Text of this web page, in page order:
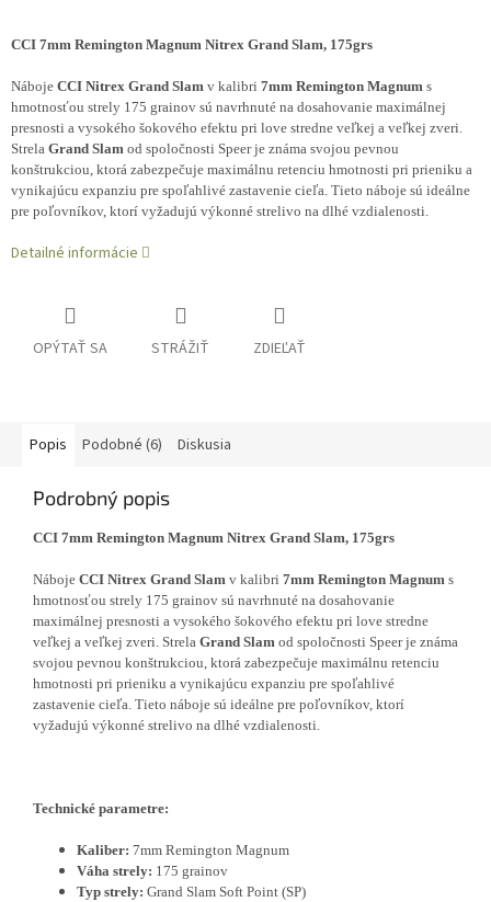
CCI 7mm Remington Magnum Nitrex Grand Slam, 175grs
Náboje CCI Nitrex Grand Slam v kalibri 7mm Remington Magnum s
hmotnosťou strely 175 grainov sú navrhnuté na dosahovanie maximálnej
presnosti a vysokého šokového efektu pri love stredne veľkej a veľkej zveri.
Strela Grand Slam od spoločnosti Speer je známa svojou pevnou
konštrukciou, ktorá zabezpečuje maximálnu retenciu hmotnosti pri prieniku a
vynikajúcu expanziu pre spoľahlivé zastavenie cieľa. Tieto náboje sú ideálne
pre poľovníkov, ktorí vyžadujú výkonné strelivo na dlhé vzdialenosti.
Detailné informácie
OPÝTAŤ SA STRÁŽIŤ ZDIEĽAŤ
Popis Podobné (6) Diskusia
Podrobný popis
CCI 7mm Remington Magnum Nitrex Grand Slam, 175grs
Náboje CCI Nitrex Grand Slam v kalibri 7mm Remington Magnum s
hmotnosťou strely 175 grainov sú navrhnuté na dosahovanie
maximálnej presnosti a vysokého šokového efektu pri love stredne
veľkej a veľkej zveri. Strela Grand Slam od spoločnosti Speer je známa
svojou pevnou konštrukciou, ktorá zabezpečuje maximálnu retenciu
hmotnosti pri prieniku a vynikajúcu expanziu pre spoľahlivé
zastavenie cieľa. Tieto náboje sú ideálne pre poľovníkov, ktorí
vyžadujú výkonné strelivo na dlhé vzdialenosti.
Technické parametre:
Kaliber: 7mm Remington Magnum
Váha strely: 175 grainov
Typ strely: Grand Slam Soft Point (SP)